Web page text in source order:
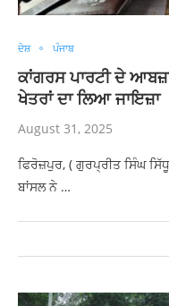
ਦੇਸ਼ ਪੰਜਾਬ
ਕਾਂਗਰਸ ਪਾਰਟੀ ਦੇ
ਖੇਤਰਾਂ ਦਾ ਲਿਆ ਜਾਇਜ਼ਾ
August 31, 2025
ਫਿਰੋਜ਼ਪੁਰ, ( ਗੁਰਪ੍ਰੀਤ ਸਿੰਘ
ਬਾਂਸਲ ਨੇ …